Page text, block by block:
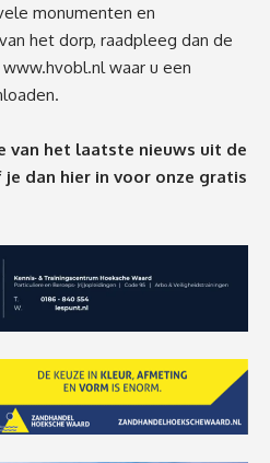
monumenten en
het dorp, raadpleeg dan de
www.hvobl.nl waar u een
van het laatste nieuws uit de
je dan hier in voor onze gratis